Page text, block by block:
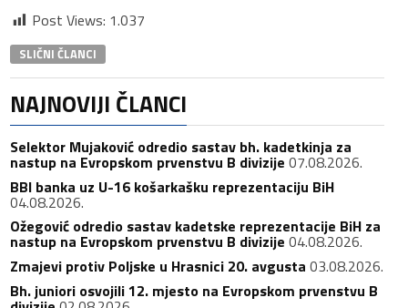
Post Views: 1.037
SLIČNI ČLANCI
NAJNOVIJI ČLANCI
Selektor Mujaković odredio sastav bh. kadetkinja za
nastup na Evropskom prvenstvu B divizije 07.08.2026.
BBI banka uz U-16 košarkašku reprezentaciju BiH
04.08.2026.
Ožegović odredio sastav kadetske reprezentacije BiH za
nastup na Evropskom prvenstvu B divizije 04.08.2026.
Zmajevi protiv Poljske u Hrasnici 20. avgusta 03.08.2026.
Bh. juniori osvojili 12. mjesto na Evropskom prvenstvu B